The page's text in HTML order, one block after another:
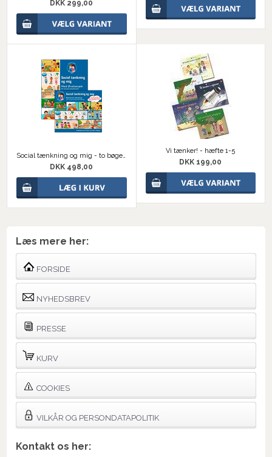
DKK 299,00
Social tænkning og mig - to bøger i sæt
DKK 498,00
Vi tænker! - hæfte 1-5
DKK 199,00
Læs mere her:
FORSIDE
NYHEDSBREV
PRESSE
KURV
COOKIES
VILKÅR OG PERSONDATAPOLITIK
Kontakt os her: